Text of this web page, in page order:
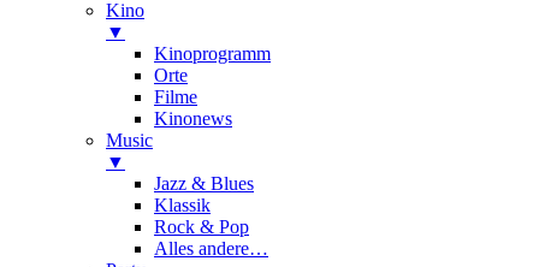
Kino
▼
Kinoprogramm
Orte
Filme
Kinonews
Music
▼
Jazz & Blues
Klassik
Rock & Pop
Alles andere…